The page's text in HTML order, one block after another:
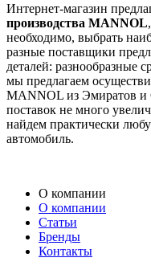
Интернет-магазин
производства MANNOL
необходимо, выбрать
разные поставщики
деталей: разнообразные
мы предлагаем
MANNOL из Эмиратов и
поставок не много
найдем практически
автомобиль.
О компании
О компании
Статьи
Бренды
Контакты